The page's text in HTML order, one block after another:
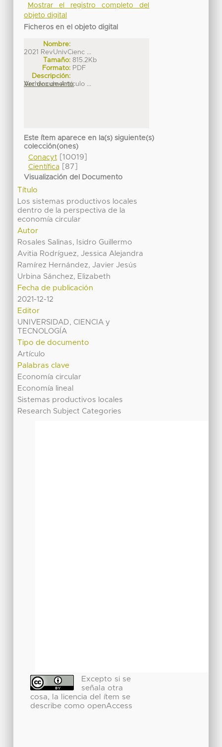
Mostrar el registro completo del
objeto digital
Ficheros en el objeto digital
Nombre:
2021 RevUnivCienc ...
Tamaño: 815.2Kb
Formato: PDF
Descripción:
Archivo de Artículo ...
Ver documento
Este ítem aparece en la(s) siguiente(s)
colección(ones)
Conacyt[10019]
Científica[87]
Visualización del Documento
Título
Los sistemas productivos locales
dentro de la perspectiva de la
economía circular
Autor
Rosales Salinas, Isidro Guillermo
Avitia Rodríguez, Jessica Alejandra
Ramírez Hernández, Javier Jesús
Urbina Sánchez, Elizabeth
Fecha de publicación
2021-12-12
Editor
UNIVERSIDAD, CIENCIA y
TECNOLOGÍA
Tipo de documento
Artículo
Palabras clave
Economía circular
Economía lineal
Sistemas productivos locales
Research Subject Categories
Excepto si se
señala otra
cosa, la licencia del ítem se
describe como openAccess